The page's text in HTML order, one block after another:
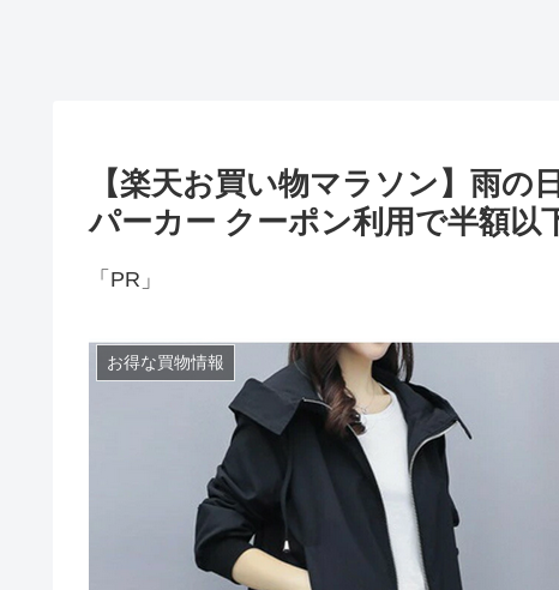
【楽天お買い物マラソン】雨
パーカー クーポン利用で半額以
「PR」
お得な買物情報